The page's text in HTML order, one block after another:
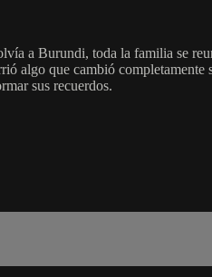
a Burundi, toda la familia se
algo que cambió
sus recuerdos.